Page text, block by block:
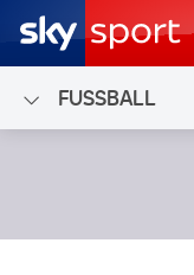
FUSSBALL